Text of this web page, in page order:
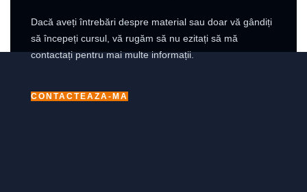
Dacă aveți întrebări despre material sau doar vă gândiți
să începeți cursul, vă rugăm să nu ezitați să mă
contactați pentru mai multe informații.
CONTACTEAZA-MA